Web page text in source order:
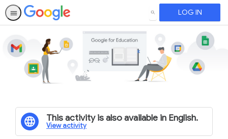
SEARCH LOG IN
This activity is also available in English.
View activity